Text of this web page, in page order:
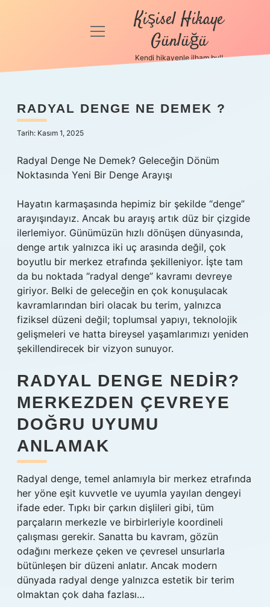
Anasayfa
Politikası
Yasal Uyarı
Hakkımızda
menüyü
Kişisel Hikaye
Günlüğü
Kendi hikayenle ilham bul!
RADYAL DENGE NE DEMEK ?
Tarih: Kasım 1, 2025
Radyal Denge Ne Demek? Geleceğin Dönüm
Noktasında Yeni Bir Denge Arayışı
Hayatın karmaşasında hepimiz bir şekilde “denge”
arayışındayız. Ancak bu arayış artık düz bir çizgide
ilerlemiyor. Günümüzün hızlı dönüşen dünyasında,
denge artık yalnızca iki uç arasında değil, çok
boyutlu bir merkez etrafında şekilleniyor. İşte tam
da bu noktada “radyal denge” kavramı devreye
giriyor. Belki de geleceğin en çok konuşulacak
kavramlarından biri olacak bu terim, yalnızca
fiziksel düzeni değil; toplumsal yapıyı, teknolojik
gelişmeleri ve hatta bireysel yaşamlarımızı yeniden
şekillendirecek bir vizyon sunuyor.
RADYAL DENGE NEDIR?
MERKEZDEN ÇEVREYE
DOĞRU UYUMU
ANLAMAK
Radyal denge, temel anlamıyla bir merkez etrafında
her yöne eşit kuvvetle ve uyumla yayılan dengeyi
ifade eder. Tıpkı bir çarkın dişlileri gibi, tüm
parçaların merkezle ve birbirleriyle koordineli
çalışması gerekir. Sanatta bu kavram, gözün
odağını merkeze çeken ve çevresel unsurlarla
bütünleşen bir düzeni anlatır. Ancak modern
dünyada radyal denge yalnızca estetik bir terim
olmaktan çok daha fazlası…